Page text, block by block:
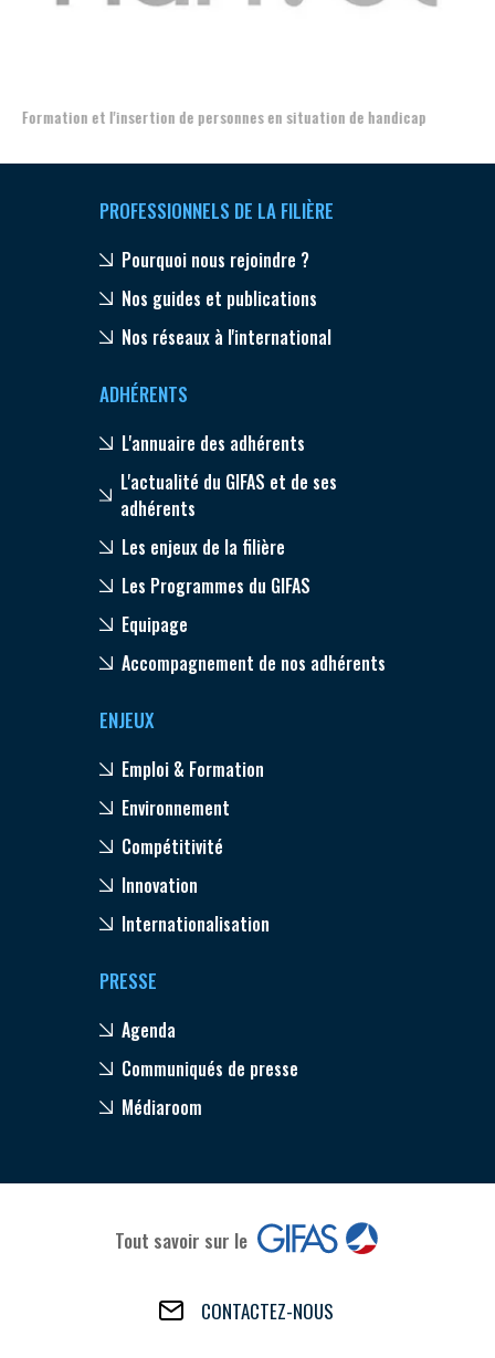
Formation et l'insertion de personnes en situation de handicap
PROFESSIONNELS DE LA FILIÈRE
Pourquoi nous rejoindre ?
Nos guides et publications
Nos réseaux à l'international
ADHÉRENTS
L'annuaire des adhérents
L'actualité du GIFAS et de ses
adhérents
Les enjeux de la filière
Les Programmes du GIFAS
Equipage
Accompagnement de nos adhérents
ENJEUX
Emploi & Formation
Environnement
Compétitivité
Innovation
Internationalisation
PRESSE
Agenda
Communiqués de presse
Médiaroom
Tout savoir sur le
CONTACTEZ-NOUS